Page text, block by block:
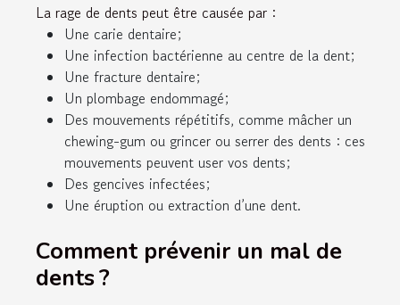
La rage de dents peut être causée par :
Une carie dentaire;
Une infection bactérienne au centre de la dent;
Une fracture dentaire;
Un plombage endommagé;
Des mouvements répétitifs, comme mâcher un
chewing-gum ou grincer ou serrer des dents : ces
mouvements peuvent user vos dents;
Des gencives infectées;
Une éruption ou extraction d’une dent.
Comment prévenir un mal de
dents ?